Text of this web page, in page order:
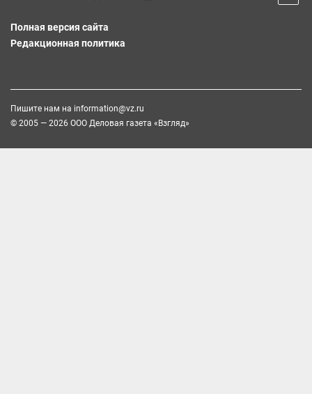
Полная версия сайта
Редакционная политика
Пишите нам на information@vz.ru
© 2005 — 2026 ООО Деловая газета «Взгляд»